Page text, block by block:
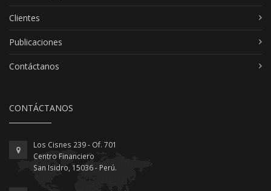
Clientes
Publicaciones
Contáctanos
CONTÁCTANOS
Los Cisnes 239 - Of. 701
Centro Financiero
San Isidro, 15036 - Perú.